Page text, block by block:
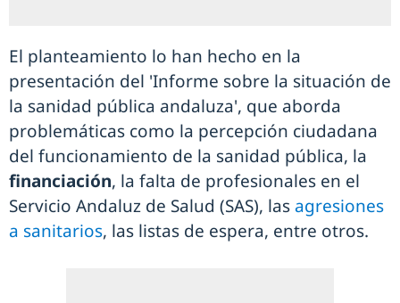
El planteamiento lo han hecho en la
presentación del 'Informe sobre la situación de
la sanidad pública andaluza', que aborda
problemáticas como la percepción ciudadana
del funcionamiento de la sanidad pública, la
financiación, la falta de profesionales en el
Servicio Andaluz de Salud (SAS), las agresiones
a sanitarios, las listas de espera, entre otros.